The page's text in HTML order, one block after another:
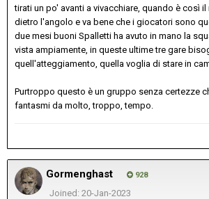
tirati un po' avanti a vivacchiare, quando è così
dietro l'angolo e va bene che i giocatori sono
due mesi buoni Spalletti ha avuto in mano la
vista ampiamente, in queste ultime tre gare
quell'atteggiamento, quella voglia di stare in
Purtroppo questo è un gruppo senza certezze
fantasmi da molto, troppo, tempo.
Gormenghast 928
Joined: 20-Jan-2023